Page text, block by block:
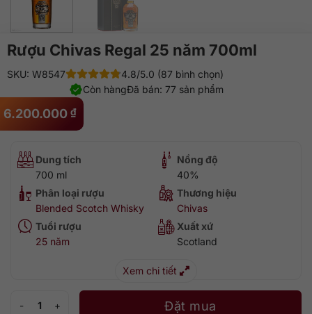
Rượu Chivas Regal 25 năm 700ml
6.200.000 ₫
SKU: W8547
4.8/5.0 (87 bình chọn)
Đã bán: 77 sản phẩm
Còn hàng
Dung tích
700 ml
Nồng độ
40%
Phân loại rượu
Blended Scotch Whisky
Thương hiệu
Chivas
Tuổi rượu
25 năm
Xuất xứ
Scotland
Xem chi tiết
Rượu Chivas Regal 25 năm 700ml số lượngĐặt mua